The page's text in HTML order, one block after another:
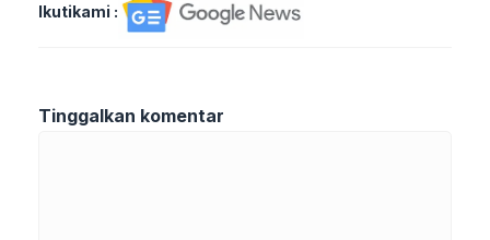
Ikutikami :
Tinggalkan komentar